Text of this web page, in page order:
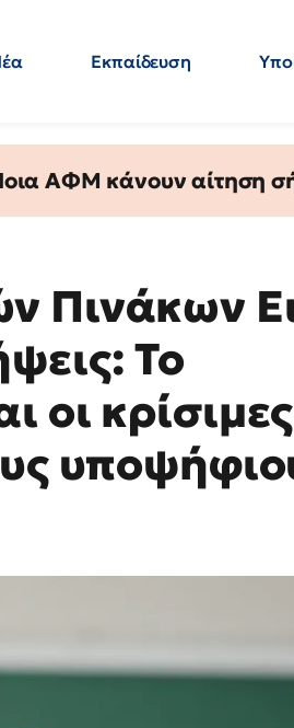
Εκπαίδευση
ΑΦΜ κάνουν αίτηση
Πινάκων
Το
οι κρίσιμες